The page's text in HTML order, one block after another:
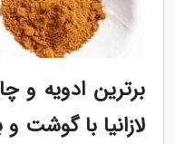
برترین ادویه و
لازانیا با